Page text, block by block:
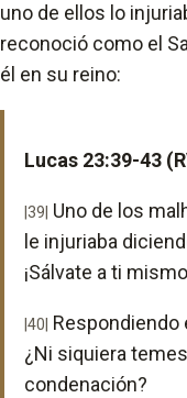
uno de ellos lo
reconoció como el
él en su reino:
Lucas 23:39-43
|39| Uno de los
le injuriaba
¡Sálvate a ti
|40| Respondiendo
¿Ni siquiera
condenación?